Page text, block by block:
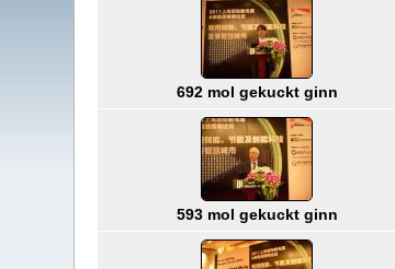
692 mol gekuckt ginn
593 mol gekuckt ginn